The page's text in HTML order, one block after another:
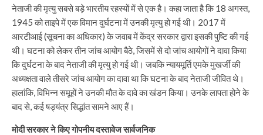
नेताजी की मृत्यु सबसे बड़े भारतीय रहस्यों में से एक है। कहा जाता है कि 18 अगस्त,
1945 को ताइपे में एक विमान दुर्घटना में उनकी मृत्यु हो गई थी। 2017 में
आरटीआई (सूचना का अधिकार) के जवाब में केंद्र सरकार द्वारा इसकी पुष्टि की गई
थी। घटना को लेकर तीन जांच आयोग बैठे, जिसमें से दो जांच आयोगों ने दावा किया
कि दुर्घटना के बाद नेताजी की मृत्यु हो गई थी। जबकि न्यायमूर्ति एमके मुखर्जी की
अध्यक्षता वाले तीसरे जांच आयोग का दावा था कि घटना के बाद नेताजी जीवित थे।
हालांकि, विभिन्न समूहों ने उनकी मौत के दावे का खंडन किया। उनके लापता होने के
बाद से, कई षड्यंत्र सिद्धांत सामने आए हैं।
मोदी सरकार ने किए गोपनीय दस्तावेज सार्वजनिक